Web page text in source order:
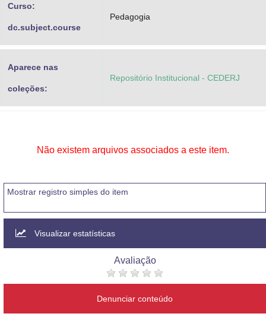
Curso:
dc.subject.course
Pedagogia
Aparece nas
coleções:
Repositório Institucional - CEDERJ
Não existem arquivos associados a este item.
Mostrar registro simples do item
Visualizar estatísticas
Avaliação
Denunciar conteúdo